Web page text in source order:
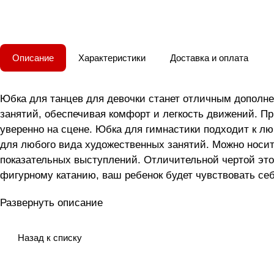
Описание Характеристики Доставка и оплата
Юбка для танцев для девочки станет отличным
занятий, обеспечивая комфорт и легкость движений.
уверенно на сцене. Юбка для гимнастики подходит к
для любого вида художественных занятий. Можно
показательных выступлений. Отличительной чертой
фигурному катанию, ваш ребенок будет чувствовать
помощью этой великолепной юбки! Лёгкая, свободная
нравится кружиться и выполнять упражнения любой
Развернуть описание
Назад к списку